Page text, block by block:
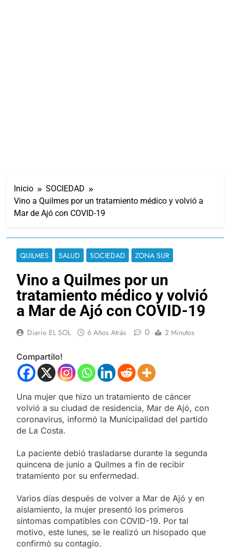
Inicio
SOCIEDAD
Vino a Quilmes por un tratamiento médico y volvió a
Mar de Ajó con COVID-19
QUILMES SALUD SOCIEDAD ZONA SUR
Vino a Quilmes por un
tratamiento médico y volvió
a Mar de Ajó con COVID-19
Diario EL SOL 6 Años Atrás 0 2 Minutos
Compartilo!
Una mujer que hizo un tratamiento de cáncer
volvió a su ciudad de residencia, Mar de Ajó, con
coronavirus, informó la Municipalidad del partido
de La Costa.
La paciente debió trasladarse durante la segunda
quincena de junio a Quilmes a fin de recibir
tratamiento por su enfermedad.
Varios días después de volver a Mar de Ajó y en
aislamiento, la mujer presentó los primeros
síntomas compatibles con COVID-19. Por tal
motivo, este lunes, se le realizó un hisopado que
confirmó su contagio.